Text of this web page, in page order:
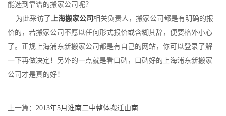
能选到靠谱的搬家公司呢？
为此采访了上海搬家公司 相关负责人，搬家公司都是有明确的报
价的，若搬家公司不愿以任何形式报价或含糊其辞，便要格外小心
了。正规上海浦东新搬家公司都是有自己的网站，你可以登录了解
一下再做决定！另外的一点就是看口碑，口碑好的上海浦东新搬家
公司才是真的好！
上一篇： 2013年5月淮南二中整体搬迁山南